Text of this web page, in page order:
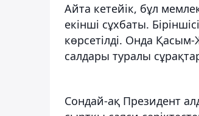
Айта кетейік, бұл
екінші сұхбаты.
көрсетілді. Онда
салдары туралы
Сондай-ақ Президент